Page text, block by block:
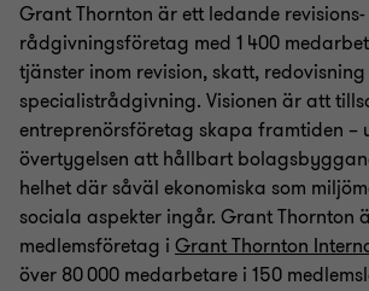
Grant Thornton är ett ledande revisions-
rådgivningsföretag med 1 400
tjänster inom revision, skatt, redovisning
specialistrådgivning. Visionen är att
entreprenörsföretag skapa framtiden –
övertygelsen att hållbart
helhet där såväl ekonomiska som
sociala aspekter ingår. Grant Thornton
medlemsföretag i Grant Thornton
över 80 000 medarbetare i 150